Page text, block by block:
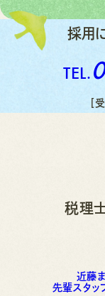
採用
TEL.
［
税理
近
近
藤
藤
ま
先輩ス タッ